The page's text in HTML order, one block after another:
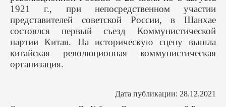
1921 г., при непосредственном участии
представителей советской России, в Шанхае
состоялся первый съезд Коммунистической
партии Китая. На историческую сцену вышла
китайская революционная коммунистическая
организация.
Дата публикации: 28.12.2021